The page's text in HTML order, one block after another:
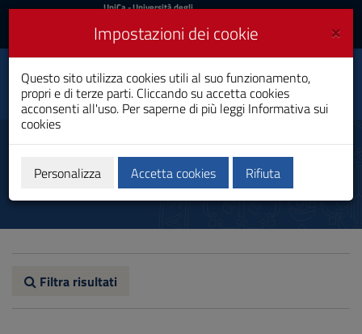
Vai
al
navigazione
sito
Footer
UniCa
Accedi
UniCa- Università degli
Accedi UniCA News
Toggle
navigation
Neuropsicobiologia
Laurea Magistrale
Percorso formativo
Filtra risultati
×
Impostazioni dei cookie
Questo sito utilizza cookies utili al suo funzionamento,
propri e di terze parti. Cliccando su accetta cookies
acconsenti all'uso. Per saperne di più leggi Informativa sui
cookies
Personalizza Accetta cookies Rifiuta